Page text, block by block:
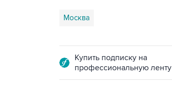
Москва
Купить подписку на
профессиональную ленту